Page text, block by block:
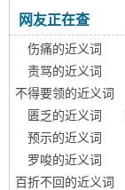
网友正在查
伤痛的近义词
责骂的近义词
不得要领的近义词
匮乏的近义词
预示的近义词
罗唆的近义词
百折不回的近义词